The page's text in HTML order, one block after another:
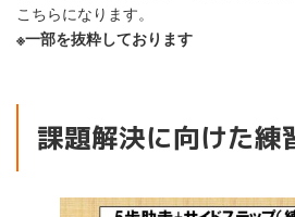
こちらになります。
※一部を抜粋しております
課題解決に向けた練